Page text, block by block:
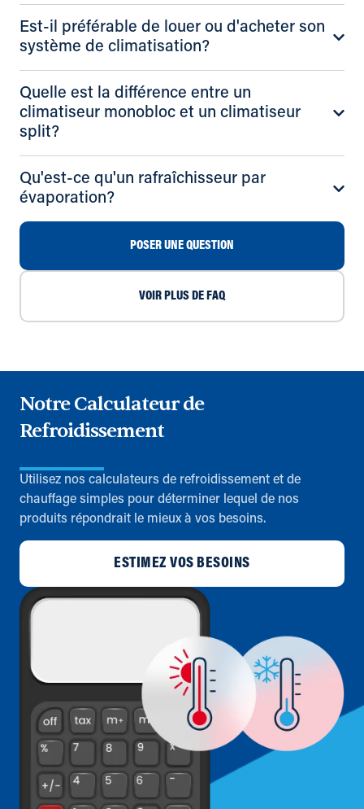
Est-il préférable de louer ou d'acheter son
système de climatisation?
Quelle est la différence entre un
climatiseur monobloc et un climatiseur
split?
Qu'est-ce qu'un rafraîchisseur par
évaporation?
POSER UNE QUESTION
VOIR PLUS DE FAQ
Notre Calculateur de
Refroidissement
Utilisez nos calculateurs de refroidissement et de
chauffage simples pour déterminer lequel de nos
produits répondrait le mieux à vos besoins.
ESTIMEZ VOS BESOINS